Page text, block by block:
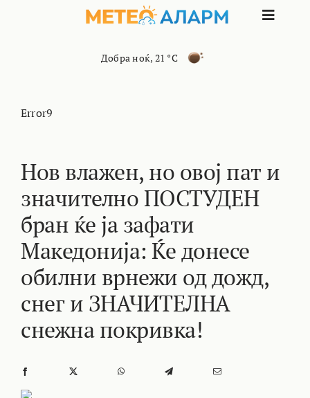
Toggle
КОНТАКТ
МАРКЕТИНГ
Добра ноќ, 21 °C
Error9
Нов влажен, но овој пат и
значително ПОСТУДЕН
бран ќе ја зафати
Македонија: Ќе донесе
обилни врнежи од дожд,
снег и ЗНАЧИТЕЛНА
снежна покривка!